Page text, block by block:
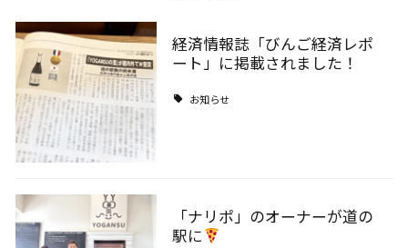
経済情報誌「びんご経済レポ
ート」に掲載されました！
お知らせ
「ナリポ」のオーナーが道の
駅に